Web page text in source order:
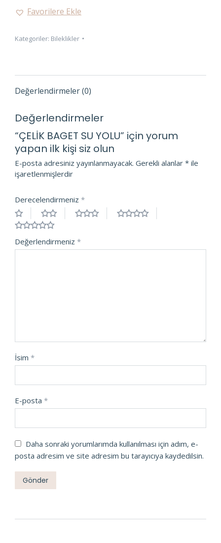
YOLU
Favorilere Ekle
Kategoriler: Bileklikler
Değerlendirmeler (0)
Değerlendirmeler
“ÇELİK BAGET SU YOLU” için yorum
yapan ilk kişi siz olun
E-posta adresiniz yayınlanmayacak. Gerekli alanlar * ile
işaretlenmişlerdir
Derecelendirmeniz *
Değerlendirmeniz *
İsim *
E-posta *
Daha sonraki yorumlarımda kullanılması için adım, e-
posta adresim ve site adresim bu tarayıcıya kaydedilsin.